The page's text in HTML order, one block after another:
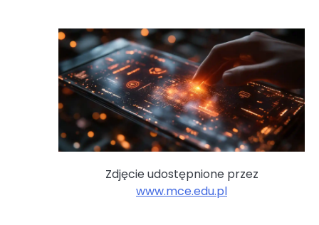
Zdjęcie udostępnione przez
www.mce.edu.pl